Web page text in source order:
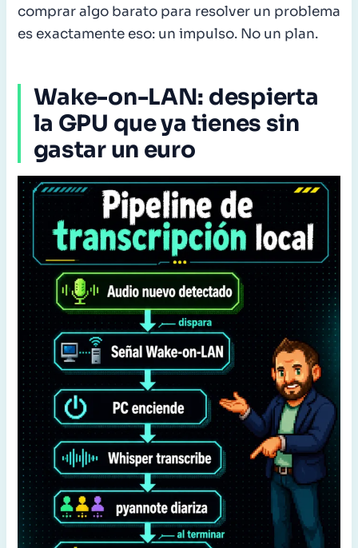
comprar algo barato para resolver un problema
es exactamente eso: un impulso. No un plan.
Wake-on-LAN: despierta
la GPU que ya tienes sin
gastar un euro